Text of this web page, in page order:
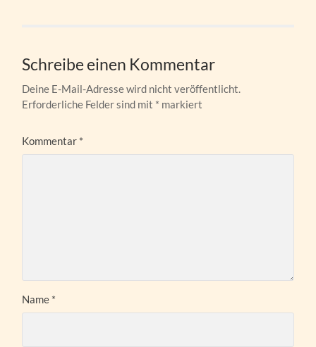
Schreibe einen Kommentar
Deine E-Mail-Adresse wird nicht veröffentlicht.
Erforderliche Felder sind mit * markiert
Kommentar *
Name *